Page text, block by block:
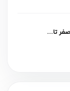
تا...